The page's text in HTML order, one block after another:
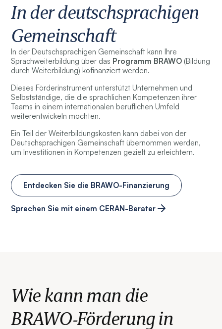
In der deutschsprachigen
Gemeinschaft
In der Deutschsprachigen Gemeinschaft kann Ihre
Sprachweiterbildung über das Programm BRAWO (Bildung
durch Weiterbildung) kofinanziert werden.
Dieses Förderinstrument unterstützt Unternehmen und
Selbstständige, die die sprachlichen Kompetenzen ihrer
Teams in einem internationalen beruflichen Umfeld
weiterentwickeln möchten.
Ein Teil der Weiterbildungskosten kann dabei von der
Deutschsprachigen Gemeinschaft übernommen werden,
um Investitionen in Kompetenzen gezielt zu erleichtern.
Entdecken Sie die BRAWO-Finanzierung
Sprechen Sie mit einem CERAN-Berater
Wie kann man die
BRAWO‑Förderung in